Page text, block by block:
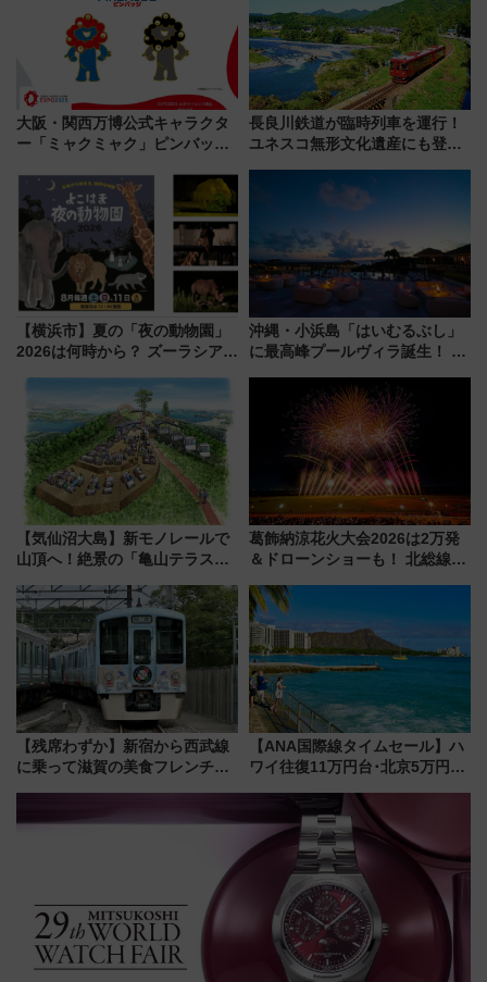
大阪・関西万博公式キャラクタ
ー「ミャクミャク」ピンバッジ
中旬発売
長良川鉄道が臨時列車を運行！
ユネスコ無形文化遺産にも登録
に 乗車には予約が必要
【横浜市】夏の「夜の動物園」
2026は何時から？ ズーラシア・
見どころ、限定イベントを徹底
解説！
沖縄・小浜島「はいむるぶし」
に最高峰プールヴィラ誕生！ 石
美旅「何もしない贅沢」を体験
してみない？
【気仙沼大島】新モノレールで
山頂へ！絶景の「亀山テラス
暇村のお得な日帰りプランも登
場
葛飾納涼花火大会2026は2万発
＆ドローンショーも！ 北総線を
車、観覧スポット情報と周辺観
光まとめ（7/28開催）
【残席わずか】新宿から西武線
に乗って滋賀の美食フレンチを
や伝統文化の特別コラボ
【ANA国際線タイムセール】ハ
ワイ往復11万円台･北京5万円台
来春のGW旅行まで狙える激ア
ツ路線まとめ（8/10まで）